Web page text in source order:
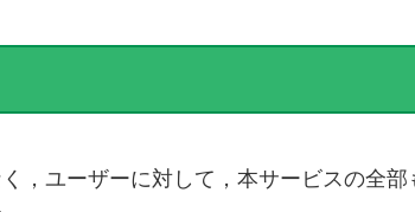
，ユーザーに対して，本サービスの全